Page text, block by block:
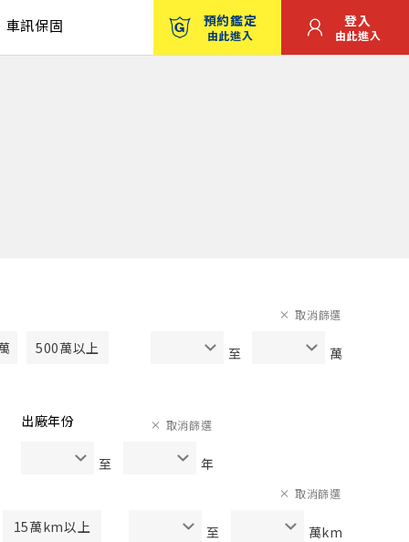
車訊保固 預約鑑定
由此進入
登入
由此進入
500萬以上 至 萬
取消篩選
出廠年份
至 年
取消篩選
15萬km以上 至 萬km
取消篩選